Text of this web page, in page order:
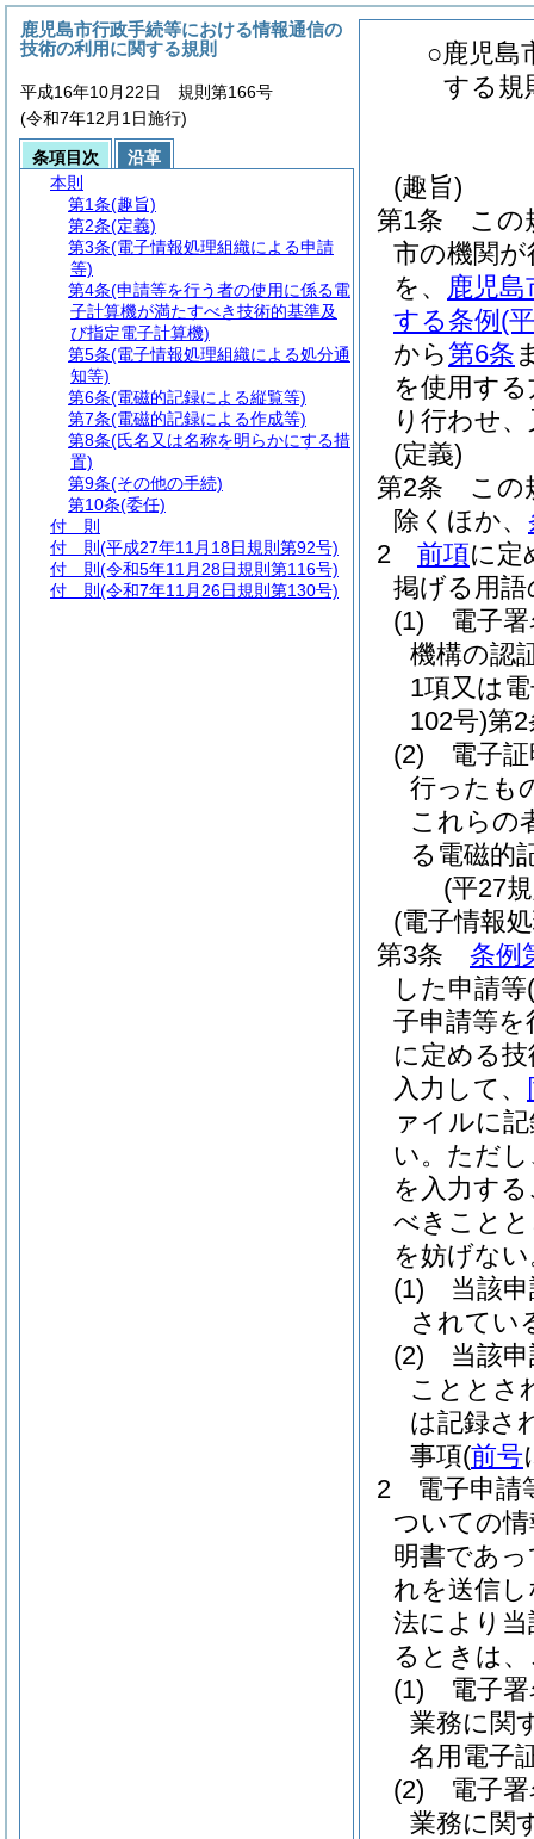
○鹿児島
する規
(趣旨)
第1条
この
市の機関
を、 鹿児
する条例 (
から第6条
を使用す
り行わせ
(定義)
第2条
この
除くほか、
2
前項に定
掲げる用
(1)
電子
機構の認
1項又は
102号)第
(2)
電子
行ったも
これらの
る電磁的
(平27
(電子情報
第3条
条例
した申請等
子申請等
に定める
入力して、
ァイルに
い。 ただ
を入力す
べきこと
を妨げな
(1)
当該
されてい
(2)
当該
こととさ
は記録さ
事項(前号
2
電子申請
ついての
明書であ
れを送信
法により
るときは
(1)
電子
業務に関
名用電子
(2)
電子
業務に関
鹿児島市行政手続等における情報通信の
技術の利用に関する規則
平成16年10月22日 規則第166号
(令和7年12月1日施行)
条項目次
沿革
本則
第1条(趣旨)
第2条(定義)
第3条(電子情報処理組織による申請
等)
第4条(申請等を行う者の使用に係る電
子計算機が満たすべき技術的基準及
び指定電子計算機)
第5条(電子情報処理組織による処分通
知等)
第6条(電磁的記録による縦覧等)
第7条(電磁的記録による作成等)
第8条(氏名又は名称を明らかにする措
置)
第9条(その他の手続)
第10条(委任)
付 則
付 則 (平成27年11月18日規則第92号)
付 則 (令和5年11月28日規則第116号)
付 則 (令和7年11月26日規則第130号)